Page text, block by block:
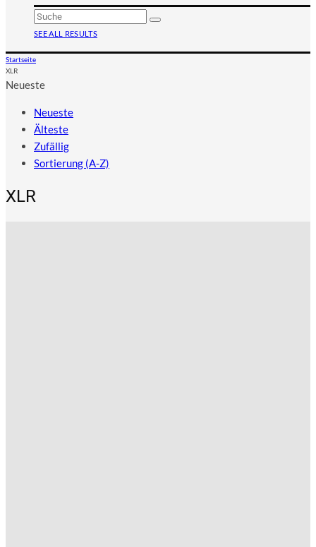
SEE ALL RESULTS
Startseite
XLR
Neueste
Neueste
Älteste
Zufällig
Sortierung (A-Z)
XLR